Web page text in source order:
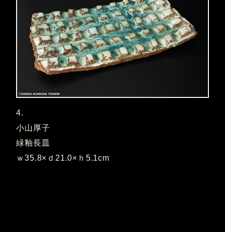
4.
小山厚子
緑釉長皿
ｗ35.8×ｄ21.0×ｈ5.1cm